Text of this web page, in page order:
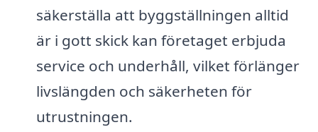
säkerställa att byggställningen alltid
är i gott skick kan företaget erbjuda
service och underhåll, vilket förlänger
livslängden och säkerheten för
utrustningen.